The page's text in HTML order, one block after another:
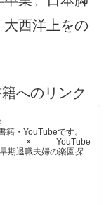
西洋上をの
へのリンク
籍・YouTubeです。
期退職夫婦の楽園探求